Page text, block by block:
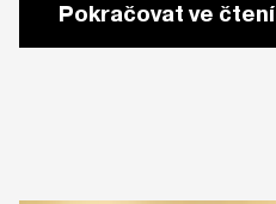
Pokračovat ve čtení